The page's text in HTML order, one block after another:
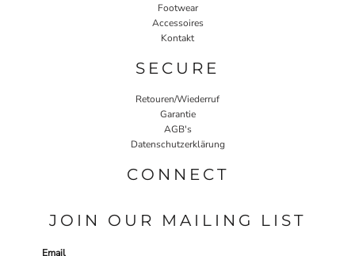
Footwear
Accessoires
Kontakt
SECURE
Retouren/Wiederruf
Garantie
AGB's
Datenschutzerklärung
CONNECT
JOIN OUR MAILING LIST
Email